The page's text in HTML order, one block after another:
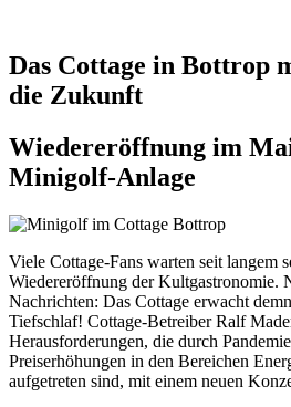
Das Cottage in Bottrop
die Zukunft
Wiedereröffnung im
Minigolf-Anlage
Viele Cottage-Fans warten seit langem
Wiedereröffnung der Kultgastronomie.
Nachrichten: Das Cottage erwacht
Tiefschlaf! Cottage-Betreiber Ralf
Herausforderungen, die durch
Preiserhöhungen in den Bereichen
aufgetreten sind, mit einem neuen